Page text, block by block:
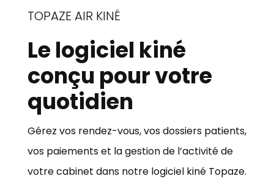
TOPAZE AIR KINÉ
Le logiciel kiné
conçu pour votre
quotidien
Gérez vos rendez-vous, vos dossiers patients,
vos paiements et la gestion de l’activité de
votre cabinet dans notre logiciel kiné Topaze.